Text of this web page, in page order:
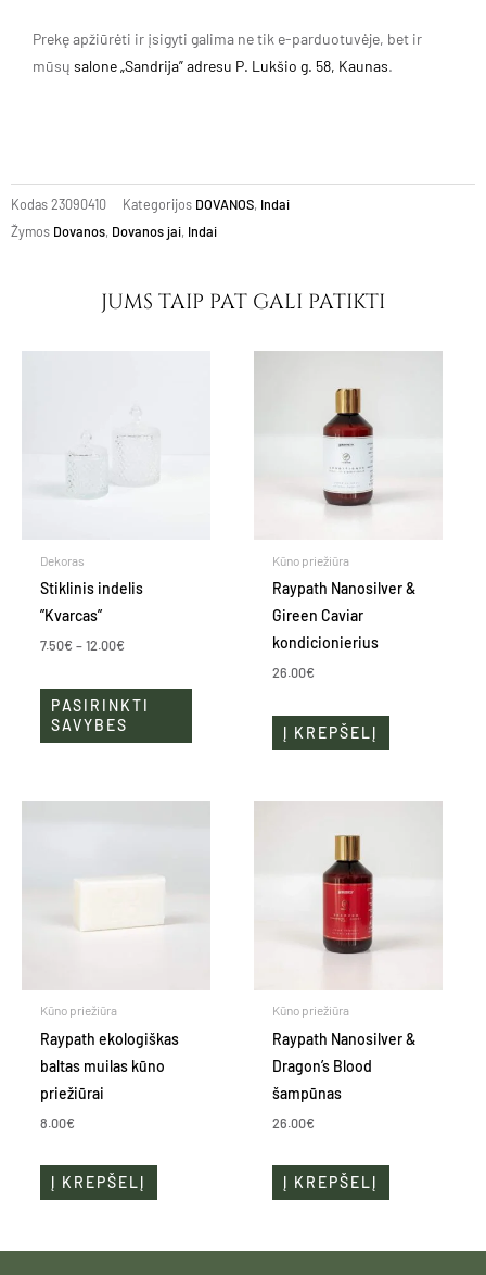
Prekę apžiūrėti ir įsigyti galima ne tik e-parduotuvėje, bet ir
mūsų salone „Sandrija” adresu P. Lukšio g. 58, Kaunas.
Kodas23090410 Kategorijos DOVANOS, Indai
Žymos Dovanos, Dovanos jai, Indai
JUMS TAIP PAT GALI PATIKTI
Dekoras
Stiklinis indelis
”Kvarcas”
7.50€ – 12.00€
PASIRINKTI
SAVYBES
product
Kūno priežiūra
Raypath Nanosilver &
Gireen Caviar
kondicionierius
26.00€
Į KREPŠELĮ
Kūno priežiūra
Raypath ekologiškas
baltas muilas kūno
priežiūrai
8.00€
Į KREPŠELĮ
Kūno priežiūra
Raypath Nanosilver &
Dragon’s Blood
šampūnas
26.00€
Į KREPŠELĮ